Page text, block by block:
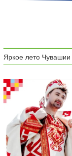
Яркое лето Чувашии